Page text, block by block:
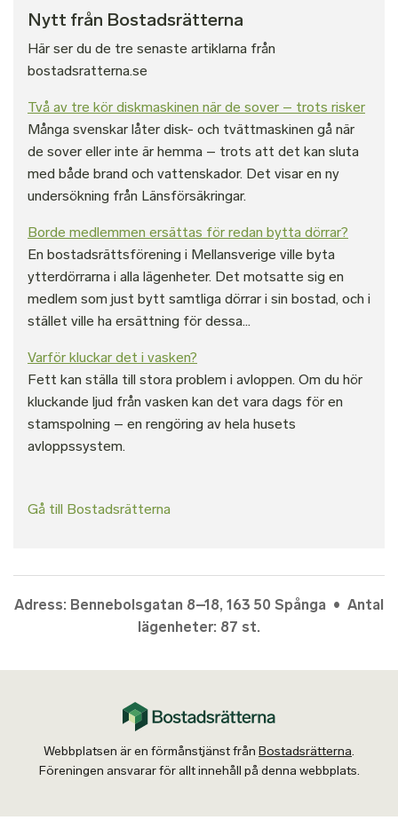
Nytt från Bostadsrätterna
Här ser du de tre senaste artiklarna från
bostadsratterna.se
Två av tre kör diskmaskinen när de sover – trots risker
Många svenskar låter disk- och tvättmaskinen gå när
de sover eller inte är hemma – trots att det kan sluta
med både brand och vattenskador. Det visar en ny
undersökning från Länsförsäkringar.
Borde medlemmen ersättas för redan bytta dörrar?
En bostadsrättsförening i Mellansverige ville byta
ytterdörrarna i alla lägenheter. Det motsatte sig en
medlem som just bytt samtliga dörrar i sin bostad, och i
stället ville ha ersättning för dessa...
Varför kluckar det i vasken?
Fett kan ställa till stora problem i avloppen. Om du hör
kluckande ljud från vasken kan det vara dags för en
stamspolning – en rengöring av hela husets
avloppssystem.
Gå till Bostadsrätterna
Adress: Bennebolsgatan 8–18, 163 50 Spånga • Antal
lägenheter: 87 st.
Webbplatsen är en förmånstjänst från Bostadsrätterna.
Föreningen ansvarar för allt innehåll på denna webbplats.